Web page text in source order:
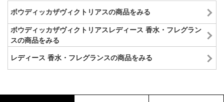
ボウディッカザヴィクトリアスの商品をみる
ボウディッカザヴィクトリアスレディース 香水・フレグラン
スの商品をみる
レディース 香水・フレグランスの商品をみる